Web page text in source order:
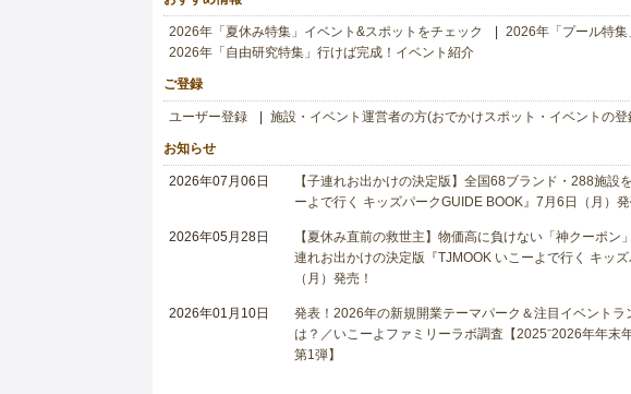
2026年「夏休み特集」イベント&スポットをチェック
2026年「プール特集
2026年「自由研究特集」行けば完成！イベント紹介
ご登録
ユーザー登録 施設・イベント運営者の方(おでかけスポット・イベントの登
お知らせ
2026年07月06日
【子連れお出かけの決定版】全国68ブランド・288施設
ーよで行く キッズパークGUIDE BOOK』7月6日（月）発
2026年05月28日
【夏休み直前の救世主】物価高に負けない「神クーポン
連れお出かけの決定版『TJMOOK いこーよで行く キッ
（月）発売！
2026年01月10日
発表！2026年の新規開業テーマパーク＆注目イベント
は？／いこーよファミリーラボ調査【2025⁻2026年年末
第1弾】